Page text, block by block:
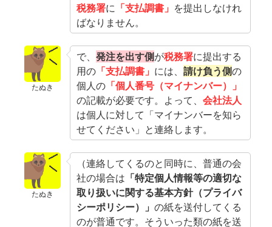
税務署に 「支払調書」 を提出しなけれ
ばなりません。
たぬき
で、 発注を出す側が税務署に提出する
用の 「支払調書」 には、 請け負う側の
個人の 「個人番号（マイナンバー）」
の記載が必要です。よって、 会社法人
は個人に対して「マイナンバーを知ら
せてください」と連絡します。
たぬき
（連絡してくるのと同時に、普通の会
社の場合は 「特定個人情報等の適切な
取り扱いに関する基本方針（プライバ
シーポリシー）」 の紙を送付してくる
のが普通です。そういった類の紙を送